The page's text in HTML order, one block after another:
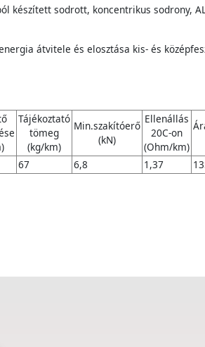
készített sodrott, koncentrikus sodrony,
átvitele és elosztása kis- és
Tájékoztató
tömeg
(kg/km)
Min.szakítóerő
(kN)
Ellenállás
20C-on
(Ohm/km)
67 6,8 1,37